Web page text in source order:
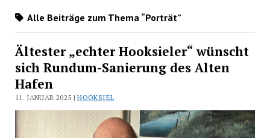
Alle Beiträge zum Thema “Porträt”
Ältester „echter Hooksieler“ wünscht
sich Rundum-Sanierung des Alten
Hafen
11. JANUAR 2025 |HOOKSIEL